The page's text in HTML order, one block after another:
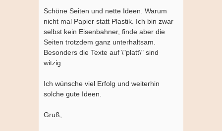
Schöne Seiten und nette Ideen. Warum
nicht mal Papier statt Plastik. Ich bin zwar
selbst kein Eisenbahner, finde aber die
Seiten trotzdem ganz unterhaltsam.
Besonders die Texte auf \"platt\" sind
witzig.
Ich wünsche viel Erfolg und weiterhin
solche gute Ideen.
Gruß,